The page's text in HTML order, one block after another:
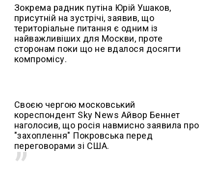
Зокрема радник путіна Юрій Ушаков,
присутній на зустрічі, заявив, що
територіальне питання є одним із
найважливіших для Москви, проте
сторонам поки що не вдалося досягти
компромісу.
Своєю чергою московський
кореспондент Sky News Айвор Беннет
наголосив, що росія навмисно заявила про
"захоплення" Покровська перед
переговорами зі США.